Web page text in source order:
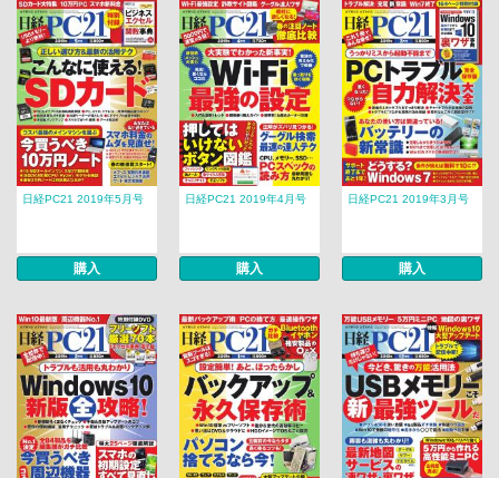
日経PC21 2019年5月号
購入
日経PC21 2019年4月号
購入
日経PC21 2019年3月号
購入